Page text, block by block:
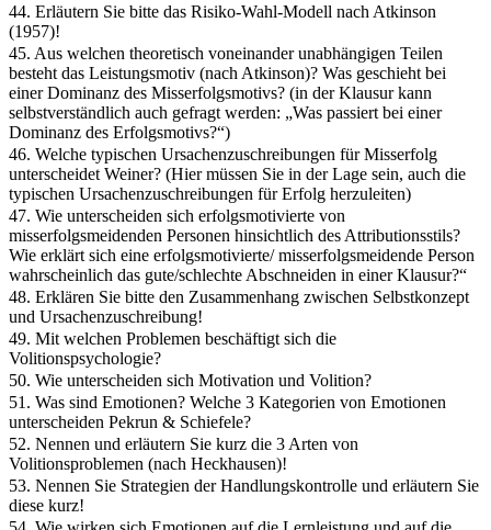
44. Erläutern Sie bitte das Risiko-Wahl-Modell nach Atkinson
(1957)!
45. Aus welchen theoretisch voneinander unabhängigen Teilen
besteht das Leistungsmotiv (nach Atkinson)? Was geschieht bei
einer Dominanz des Misserfolgsmotivs? (in der Klausur kann
selbstverständlich auch gefragt werden: „Was passiert bei einer
Dominanz des Erfolgsmotivs?“)
46. Welche typischen Ursachenzuschreibungen für Misserfolg
unterscheidet Weiner? (Hier müssen Sie in der Lage sein, auch die
typischen Ursachenzuschreibungen für Erfolg herzuleiten)
47. Wie unterscheiden sich erfolgsmotivierte von
misserfolgsmeidenden Personen hinsichtlich des Attributionsstils?
Wie erklärt sich eine erfolgsmotivierte/ misserfolgsmeidende Person
wahrscheinlich das gute/schlechte Abschneiden in einer Klausur?“
48. Erklären Sie bitte den Zusammenhang zwischen Selbstkonzept
und Ursachenzuschreibung!
49. Mit welchen Problemen beschäftigt sich die
Volitionspsychologie?
50. Wie unterscheiden sich Motivation und Volition?
51. Was sind Emotionen? Welche 3 Kategorien von Emotionen
unterscheiden Pekrun & Schiefele?
52. Nennen und erläutern Sie kurz die 3 Arten von
Volitionsproblemen (nach Heckhausen)!
53. Nennen Sie Strategien der Handlungskontrolle und erläutern Sie
diese kurz!